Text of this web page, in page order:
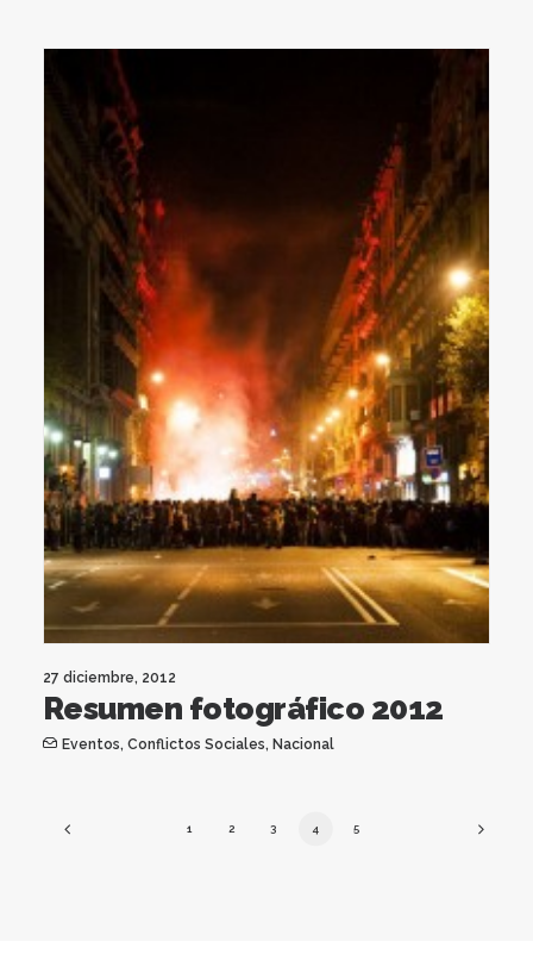
27 diciembre, 2012
Resumen fotográfico 2012
Eventos, Conflictos Sociales, Nacional
1 2 3 4 5